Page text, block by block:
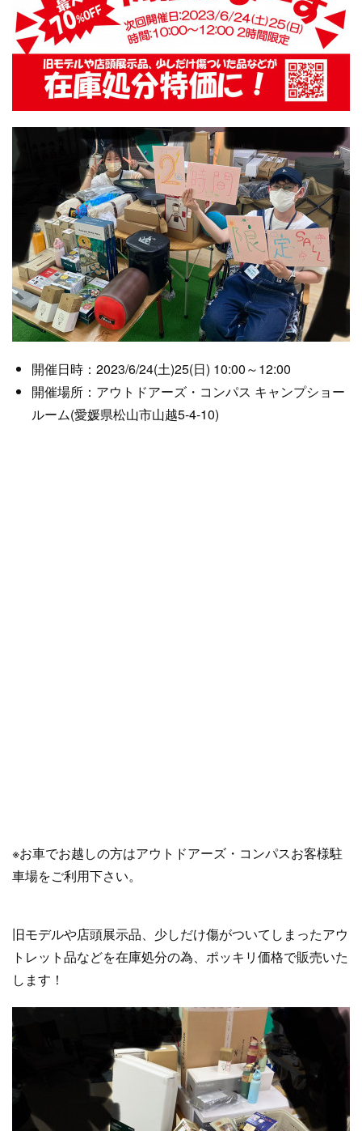
開催日時：2023/6/24(土)25(日) 10:00～12:00
開催場所：アウトドアーズ・コンパス キャンプショー
ルーム(愛媛県松山市山越5-4-10)
※お車でお越しの方はアウトドアーズ・コンパスお客様駐
車場をご利用下さい。
旧モデルや店頭展示品、少しだけ傷がついてしまったアウ
トレット品などを在庫処分の為、ポッキリ価格で販売いた
します！